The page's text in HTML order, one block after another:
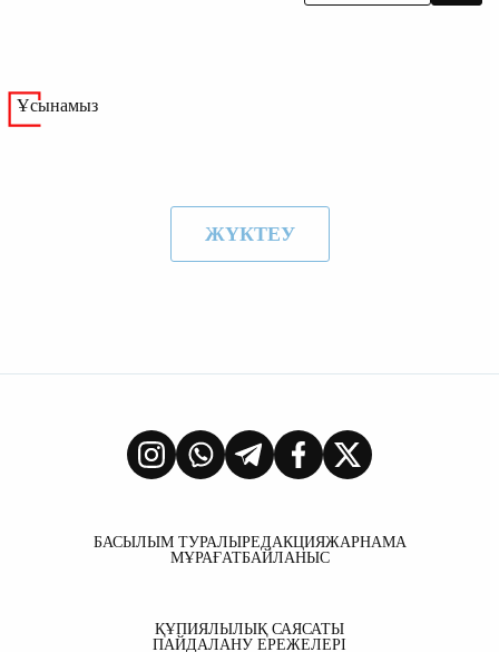
Ұсынамыз
ЖҮКТЕУ
БАСЫЛЫМ ТУРАЛЫРЕДАКЦИЯЖАРНАМА
МҰРАҒАТБАЙЛАНЫС
ҚҰПИЯЛЫЛЫҚ САЯСАТЫ
ПАЙДАЛАНУ ЕРЕЖЕЛЕРІ